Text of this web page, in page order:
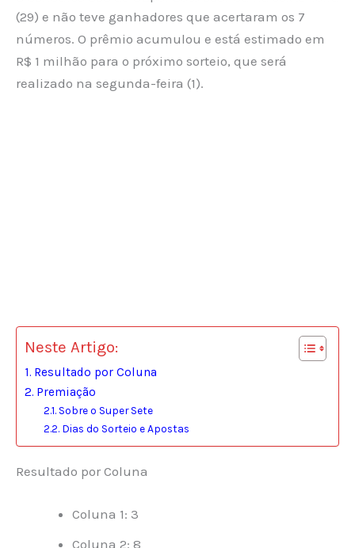
(29) e não teve ganhadores que acertaram os 7
números. O prêmio acumulou e está estimado em
R$ 1 milhão para o próximo sorteio, que será
realizado na segunda-feira (1).
Neste Artigo:
Resultado por Coluna
Premiação
Sobre o Super Sete
Dias do Sorteio e Apostas
Resultado por Coluna
Coluna 1: 3
Coluna 2: 8